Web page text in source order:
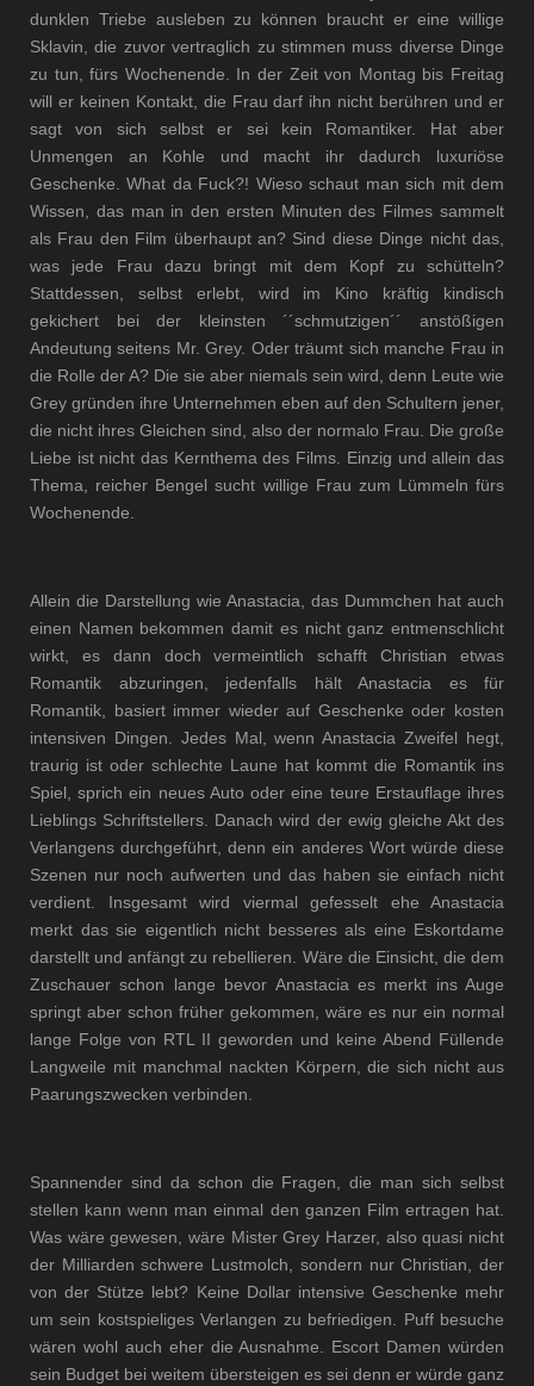
dunklen Triebe ausleben zu können braucht er eine willige
Sklavin, die zuvor vertraglich zu stimmen muss diverse Dinge
zu tun, fürs Wochenende. In der Zeit von Montag bis Freitag
will er keinen Kontakt, die Frau darf ihn nicht berühren und er
sagt von sich selbst er sei kein Romantiker. Hat aber
Unmengen an Kohle und macht ihr dadurch luxuriöse
Geschenke. What da Fuck?! Wieso schaut man sich mit dem
Wissen, das man in den ersten Minuten des Filmes sammelt
als Frau den Film überhaupt an? Sind diese Dinge nicht das,
was jede Frau dazu bringt mit dem Kopf zu schütteln?
Stattdessen, selbst erlebt, wird im Kino kräftig kindisch
gekichert bei der kleinsten ´´schmutzigen´´ anstößigen
Andeutung seitens Mr. Grey. Oder träumt sich manche Frau in
die Rolle der A? Die sie aber niemals sein wird, denn Leute wie
Grey gründen ihre Unternehmen eben auf den Schultern jener,
die nicht ihres Gleichen sind, also der normalo Frau. Die große
Liebe ist nicht das Kernthema des Films. Einzig und allein das
Thema, reicher Bengel sucht willige Frau zum Lümmeln fürs
Wochenende.
Allein die Darstellung wie Anastacia, das Dummchen hat auch
einen Namen bekommen damit es nicht ganz entmenschlicht
wirkt, es dann doch vermeintlich schafft Christian etwas
Romantik abzuringen, jedenfalls hält Anastacia es für
Romantik, basiert immer wieder auf Geschenke oder kosten
intensiven Dingen. Jedes Mal, wenn Anastacia Zweifel hegt,
traurig ist oder schlechte Laune hat kommt die Romantik ins
Spiel, sprich ein neues Auto oder eine teure Erstauflage ihres
Lieblings Schriftstellers. Danach wird der ewig gleiche Akt des
Verlangens durchgeführt, denn ein anderes Wort würde diese
Szenen nur noch aufwerten und das haben sie einfach nicht
verdient. Insgesamt wird viermal gefesselt ehe Anastacia
merkt das sie eigentlich nicht besseres als eine Eskortdame
darstellt und anfängt zu rebellieren. Wäre die Einsicht, die dem
Zuschauer schon lange bevor Anastacia es merkt ins Auge
springt aber schon früher gekommen, wäre es nur ein normal
lange Folge von RTL II geworden und keine Abend Füllende
Langweile mit manchmal nackten Körpern, die sich nicht aus
Paarungszwecken verbinden.
Spannender sind da schon die Fragen, die man sich selbst
stellen kann wenn man einmal den ganzen Film ertragen hat.
Was wäre gewesen, wäre Mister Grey Harzer, also quasi nicht
der Milliarden schwere Lustmolch, sondern nur Christian, der
von der Stütze lebt? Keine Dollar intensive Geschenke mehr
um sein kostspieliges Verlangen zu befriedigen. Puff besuche
wären wohl auch eher die Ausnahme. Escort Damen würden
sein Budget bei weitem übersteigen es sei denn er würde ganz